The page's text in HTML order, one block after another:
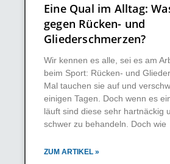
Eine Qual im Alltag:
gegen Rücken- und
Gliederschmerzen?
Wir kennen es alle, sei es am
beim Sport: Rücken- und
Mal tauchen sie auf und
einigen Tagen. Doch wenn es
läuft sind diese sehr hartnäckig
schwer zu behandeln. Doch wie
ZUM ARTIKEL »